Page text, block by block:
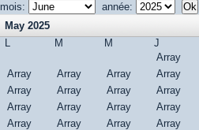
mois:
année:
May 2025
L
M M J
Array
Array
Array Array Array
Array
Array Array Array
Array
Array Array Array
Array
Array Array Array